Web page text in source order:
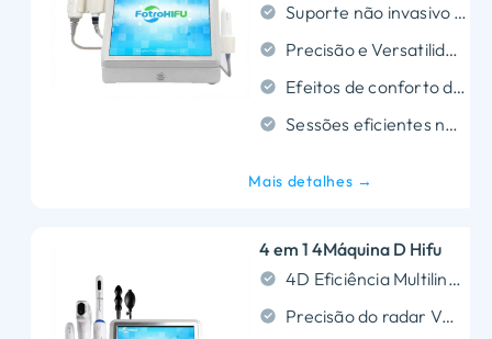
Suporte não invasivo de bem-estar
Precisão e Versatilidade
Efeitos de conforto duradouros
Sessões eficientes no tempo
Mais detalhes →
4 em 1 4Máquina D Hifu
4D Eficiência Multilinha: Incendeia até 12 linhas por dose para reduzir o tempo de tratamento em 50% garantindo ao mesmo tempo um levantamento SMAS uniforme para o rosto e pescoço.
Precisão do radar Vmax: Visa pontos cegos curvos (olhos, boca) sem dor e apresenta uma vida útil de 62.000 disparos líder do setor para máximo ROI.